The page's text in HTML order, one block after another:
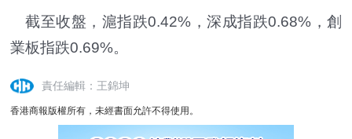
截至收盤，滬指跌0.42%，深成指跌0.68%，創
業板指跌0.69%。
責任編輯：王錦坤
香港商報版權所有，未經書面允許不得使用。